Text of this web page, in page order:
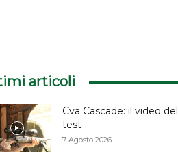
articoli
Cva Cascade: il video del
test
7 Agosto 2026